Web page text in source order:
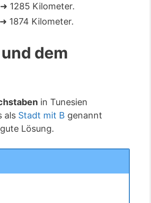
➜ 1285 Kilometer.
➜ 1874 Kilometer.
dem
in Tunesien
als Stadt mit B genannt
Lösung.